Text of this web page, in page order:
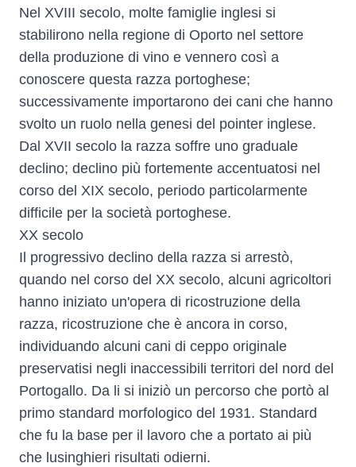
Nel XVIII secolo, molte famiglie inglesi si
stabilirono nella regione di Oporto nel settore
della produzione di vino e vennero così a
conoscere questa razza portoghese;
successivamente importarono dei cani che hanno
svolto un ruolo nella genesi del pointer inglese.
Dal XVII secolo la razza soffre uno graduale
declino; declino più fortemente accentuatosi nel
corso del XIX secolo, periodo particolarmente
difficile per la società portoghese.
XX secolo
Il progressivo declino della razza si arrestò,
quando nel corso del XX secolo, alcuni agricoltori
hanno iniziato un'opera di ricostruzione della
razza, ricostruzione che è ancora in corso,
individuando alcuni cani di ceppo originale
preservatisi negli inaccessibili territori del nord del
Portogallo. Da li si iniziò un percorso che portò al
primo standard morfologico del 1931. Standard
che fu la base per il lavoro che a portato ai più
che lusinghieri risultati odierni.